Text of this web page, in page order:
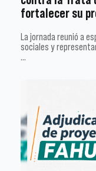
fortalecer su
La jornada reunió a
sociales y
…